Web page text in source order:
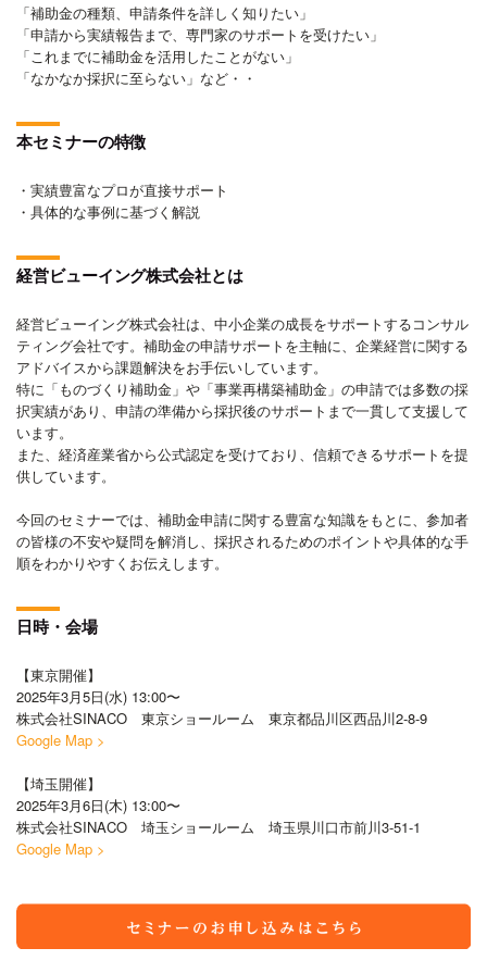
「補助金の種類、申請条件を詳しく知りたい」
「申請から実績報告まで、専門家のサポートを受けたい」
「これまでに補助金を活用したことがない」
「なかなか採択に至らない」など・・
本セミナーの特徴
・実績豊富なプロが直接サポート
・具体的な事例に基づく解説
経営ビューイング株式会社とは
経営ビューイング株式会社は、中小企業の成長をサポートするコンサル
ティング会社です。補助金の申請サポートを主軸に、企業経営に関する
アドバイスから課題解決をお手伝いしています。
特に「ものづくり補助金」や「事業再構築補助金」の申請では多数の採
択実績があり、申請の準備から採択後のサポートまで一貫して支援して
います。
また、経済産業省から公式認定を受けており、信頼できるサポートを提
供しています。
今回のセミナーでは、補助金申請に関する豊富な知識をもとに、参加者
の皆様の不安や疑問を解消し、採択されるためのポイントや具体的な手
順をわかりやすくお伝えします。
日時・会場
【東京開催】
2025年3月5日(水) 13:00〜
株式会社SINACO 東京ショールーム 東京都品川区西品川2-8-9
Google Map >
【埼玉開催】
2025年3月6日(木) 13:00〜
株式会社SINACO 埼玉ショールーム 埼玉県川口市前川3-51-1
Google Map >